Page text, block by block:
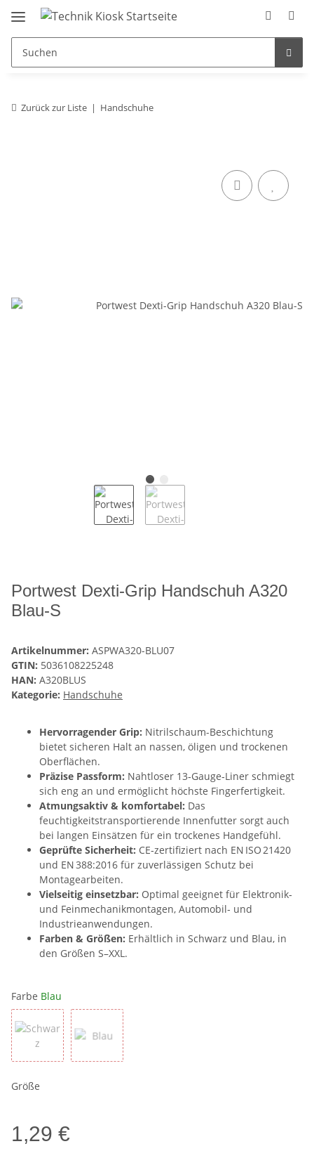
Zurück zur Liste Handschuhe
Portwest Dexti-Grip Handschuh A320
Blau-S
Artikelnummer: ASPWA320-BLU07
GTIN: 5036108225248
HAN: A320BLUS
Kategorie: Handschuhe
Hervorragender Grip: Nitrilschaum-Beschichtung
bietet sicheren Halt an nassen, öligen und trockenen
Oberflächen.
Präzise Passform: Nahtloser 13‑Gauge‑Liner schmiegt
sich eng an und ermöglicht höchste Fingerfertigkeit.
Atmungsaktiv & komfortabel: Das
feuchtigkeitstransportierende Innenfutter sorgt auch
bei langen Einsätzen für ein trockenes Handgefühl.
Geprüfte Sicherheit: CE‑zertifiziert nach EN ISO 21420
und EN 388:2016 für zuverlässigen Schutz bei
Montagearbeiten.
Vielseitig einsetzbar: Optimal geeignet für Elektronik‑
und Feinmechanikmontagen, Automobil‑ und
Industrieanwendungen.
Farben & Größen: Erhältlich in Schwarz und Blau, in
den Größen S–XXL.
Farbe Blau
Größe
1,29 €